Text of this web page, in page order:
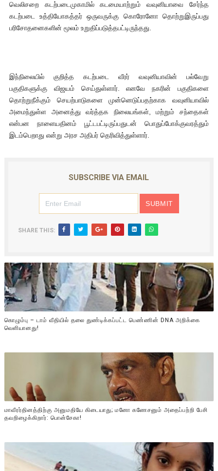
ஐ.நா முன்றலில் சீரற்ற காலநிலையிலும் தமிழின அழிப்பிற்கு
இளையராஜா – கமல் அவசர சந்திப்பு (படங்கள், விடியோ)
32 CM விநோத கன்றுக்குட்டி! (வீடியோ)
வலிமை தான் அஜித் திரைப்பயணத்திலே அதிக காலெக்ஷன் செய்த
வெலிசறை கடற்படைமுகாமில் கடமையாற்றும் வவுனியாவை சேர்ந்த
கடற்படை உத்தியோகத்தர் ஒருவருக்கு கொரோனோ தொற்றுஇருப்பது
பரிசோதனைகளின் மூலம் உறுதிப்படுத்தபட்டிருந்தது.
இந்நிலையில் குறித்த கடற்படை வீரர் வவுனியாவின் பல்வேறு
பகுதிகளுக்கு விஜயம் செய்துள்ளார். எனவே நகரின் பகுதிகளை
தொற்றுநீக்கும் செயற்பாடுகளை முன்னெடுப்பதற்காக வவுனியாவில்
அமைந்துள்ள அனைத்து வர்த்தக நிலையங்கள், மற்றும் சந்தைகள்
என்பன நாளையதினம் பூட்டபட்டிருப்பதுடன் பொதுப்போக்குவரத்தும்
இடம்பெறாது என்று அரச அதிபர் தெரிவித்துள்ளார்.
SUBSCRIBE VIA EMAIL
SHARE THIS:
கொழும்பு – டாம் வீதியில் தலை துண்டிக்கப்பட்ட பெண்ணின் DNA அறிக்கை
வௌியானது!
மாவீரர்தினத்திற்கு அனுமதியே கிடையாது; மனோ கணேசனும் அதைப்பற்றி பேசி
தவறிழைக்கிறார்: பொன்சேகா!